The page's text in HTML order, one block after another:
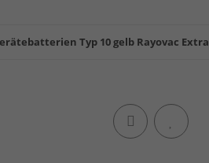
Typ 10 gelb Rayovac